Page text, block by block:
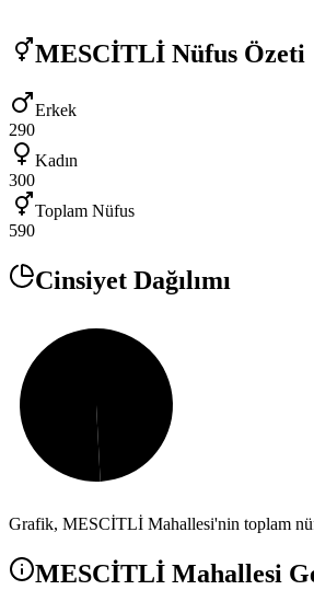
MESCİTLİ Nüfus Özeti
Erkek
290
Kadın
300
Toplam Nüfus
590
Cinsiyet Dağılımı
Grafik, MESCİTLİ Mahallesi'nin toplam
MESCİTLİ Mahallesi